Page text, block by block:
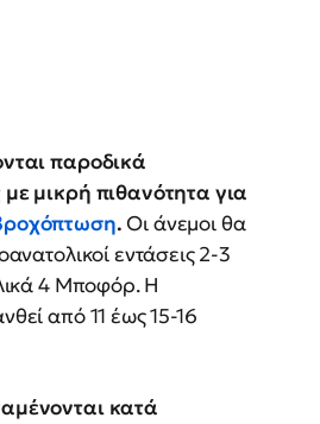
παροδικά
μικρή πιθανότητα για
. Οι άνεμοι θα
εντάσεις 2-3
4 Μποφόρ. Η
από 11 έως 15-16
κατά